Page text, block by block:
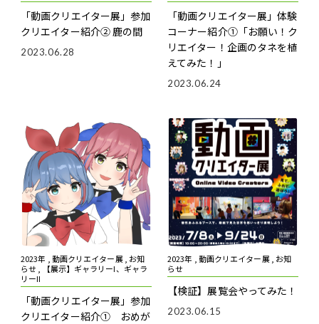
「動画クリエイター展」参加
クリエイター紹介② 鹿の間
2023.06.28
「動画クリエイター展」体験
コーナー紹介①「お願い！ク
リエイター！企画のタネを植
えてみた！」
2023.06.24
2023年 , 動画クリエイター展 , お知
らせ , 【展示】ギャラリーI、ギャラ
リーII
「動画クリエイター展」参加
クリエイター紹介① おめが
2023年 , 動画クリエイター展 , お知
らせ
【検証】展覧会やってみた！
2023.06.15